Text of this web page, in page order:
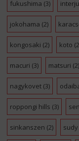
fukushima (3) interju
jokohama (2)
kongosaki (2) koto
macuri (3) matsuri (2)
nagykovet(3)
roppongi hills (3)
sinkanszen (2) sudy